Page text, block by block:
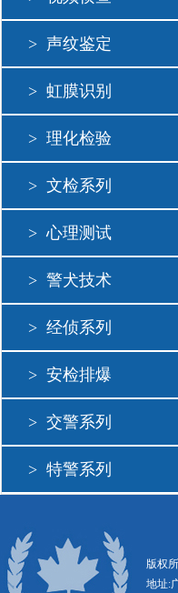
> 声纹鉴定
> 虹膜识别
> 理化检验
> 文检系列
> 心理测试
> 警犬技术
> 经侦系列
> 安检排爆
> 交警系列
> 特警系列
版权
地址: